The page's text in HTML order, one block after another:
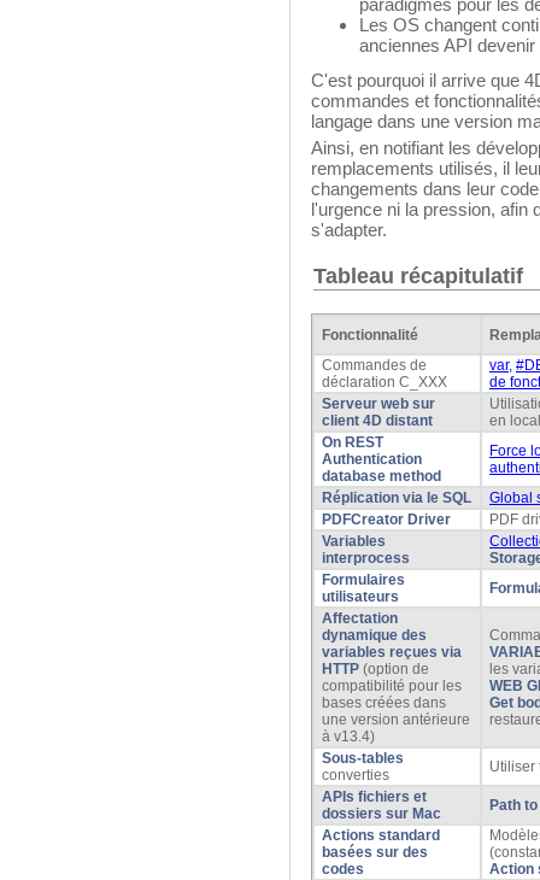
paradigmes pour les
Les OS changent
anciennes API
C'est pourquoi il arrive que
commandes et
langage dans une version
Ainsi, en notifiant les
remplacements utilisés, il
changements dans leur
l'urgence ni la pression, afin
s'adapter.
Tableau récapitulatif
Fonctionnalité
Commandes de
déclaration C_XXX
var,
de
Serveur web sur
client 4D distant
en
On REST
Authentication
database method
Force
Réplication via le SQL
Global
PDFCreator Driver
PDF
Variables
interprocess
Formulaires
utilisateurs
Affectation
dynamique des
variables reçues via
HTTP (option de
compatibilité pour les
bases créées dans
une version antérieure
à v13.4)
les
WEB
Get
Sous-tables
converties
Utiliser
APIs fichiers et
dossiers sur Mac
Path
Actions standard
basées sur des
codes
Action